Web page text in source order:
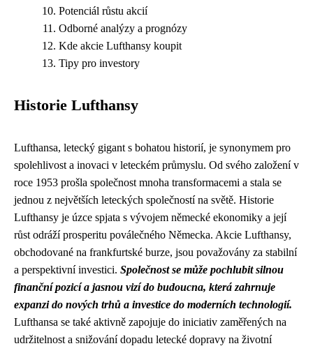
Potenciál růstu akcií
Odborné analýzy a prognózy
Kde akcie Lufthansy koupit
Tipy pro investory
Historie Lufthansy
Lufthansa, letecký gigant s bohatou historií, je synonymem pro
spolehlivost a inovaci v leteckém průmyslu. Od svého založení v
roce 1953 prošla společnost mnoha transformacemi a stala se
jednou z největších leteckých společností na světě. Historie
Lufthansy je úzce spjata s vývojem německé ekonomiky a její
růst odráží prosperitu poválečného Německa. Akcie Lufthansy,
obchodované na frankfurtské burze, jsou považovány za stabilní
a perspektivní investici. Společnost se může pochlubit silnou
finanční pozicí a jasnou vizí do budoucna, která zahrnuje
expanzi do nových trhů a investice do moderních technologií.
Lufthansa se také aktivně zapojuje do iniciativ zaměřených na
udržitelnost a snižování dopadu letecké dopravy na životní